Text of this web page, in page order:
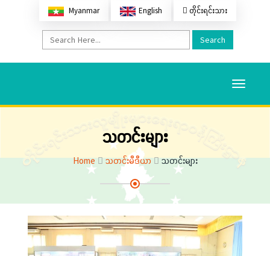
Myanmar English တိုင်းရင်းသား
Search
Toggle
သတင်းများ
Home သတင်းမီဒီယာ သတင်းများ